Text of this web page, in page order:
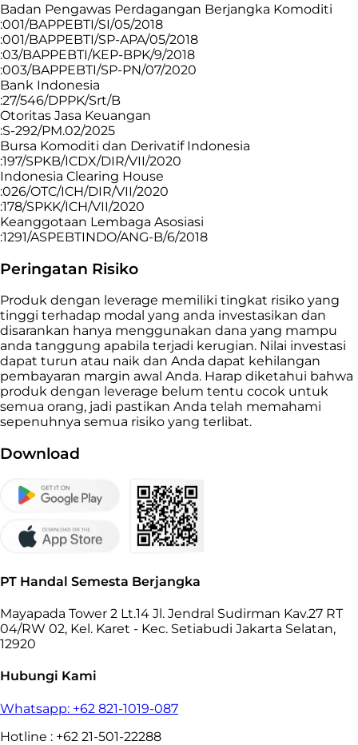
Badan Pengawas Perdagangan Berjangka Komoditi
:001/BAPPEBTI/SI/05/2018
:001/BAPPEBTI/SP-APA/05/2018
:03/BAPPEBTI/KEP-BPK/9/2018
:003/BAPPEBTI/SP-PN/07/2020
Bank Indonesia
:27/546/DPPK/Srt/B
Otoritas Jasa Keuangan
:S-292/PM.02/2025
Bursa Komoditi dan Derivatif Indonesia
:197/SPKB/ICDX/DIR/VII/2020
Indonesia Clearing House
:026/OTC/ICH/DIR/VII/2020
:178/SPKK/ICH/VII/2020
Keanggotaan Lembaga Asosiasi
:1291/ASPEBTINDO/ANG-B/6/2018
Peringatan Risiko
Produk dengan leverage memiliki tingkat risiko yang
tinggi terhadap modal yang anda investasikan dan
disarankan hanya menggunakan dana yang mampu
anda tanggung apabila terjadi kerugian. Nilai investasi
dapat turun atau naik dan Anda dapat kehilangan
pembayaran margin awal Anda. Harap diketahui bahwa
produk dengan leverage belum tentu cocok untuk
semua orang, jadi pastikan Anda telah memahami
sepenuhnya semua risiko yang terlibat.
Download
PT Handal Semesta Berjangka
Mayapada Tower 2 Lt.14 Jl. Jendral Sudirman Kav.27 RT
04/RW 02, Kel. Karet - Kec. Setiabudi Jakarta Selatan,
12920
Hubungi Kami
Whatsapp: +62 821-1019-087
Hotline : +62 21-501-22288